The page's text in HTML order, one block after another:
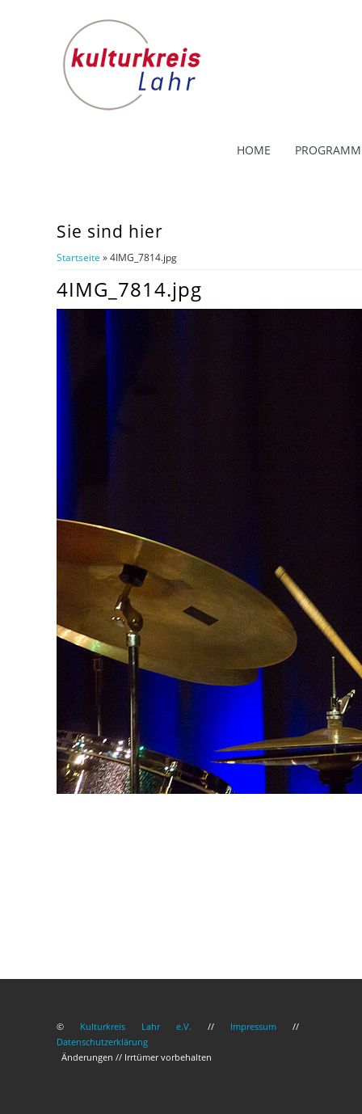
HOME PROGRAMM
Sie sind hier
Startseite » 4IMG_7814.jpg
4IMG_7814.jpg
© Kulturkreis Lahr e.V. // Impressum //
Datenschutzerklärung
Änderungen // Irrtümer vorbehalten